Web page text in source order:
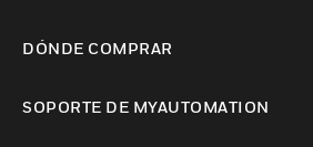
DÓNDE COMPRAR
SOPORTE DE MYAUTOMATION